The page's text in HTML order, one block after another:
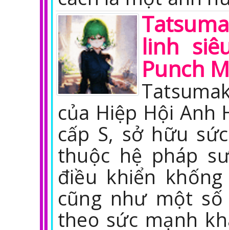
linh
Punch
của Hiệp Hội Anh
cấp S, sở hữu
thuộc hệ pháp
điều khiển
cũng như một
theo sức mạnh